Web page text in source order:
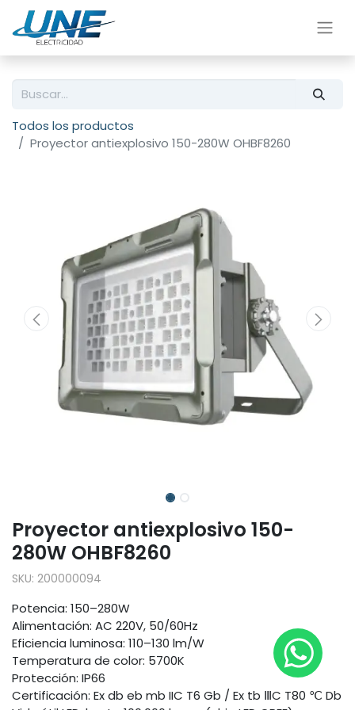
Todos los productos
Proyector antiexplosivo 150-280W OHBF8260
Proyector antiexplosivo 150-
280W OHBF8260
SKU: 200000094
Potencia: 150–280W
Alimentación: AC 220V, 50/60Hz
Eficiencia luminosa: 110–130 lm/W
Temperatura de color: 5700K
Protección: IP66
Certificación: Ex db eb mb IIC T6 Gb / Ex tb ⅢC T80 ℃ Db